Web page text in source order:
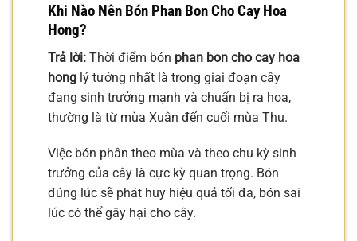
Khi Nào Nên Bón Phan Bon Cho Cay Hoa
Hong?
Trả lời: Thời điểm bón phan bon cho cay hoa
hong lý tưởng nhất là trong giai đoạn cây
đang sinh trưởng mạnh và chuẩn bị ra hoa,
thường là từ mùa Xuân đến cuối mùa Thu.
Việc bón phân theo mùa và theo chu kỳ sinh
trưởng của cây là cực kỳ quan trọng. Bón
đúng lúc sẽ phát huy hiệu quả tối đa, bón sai
lúc có thể gây hại cho cây.